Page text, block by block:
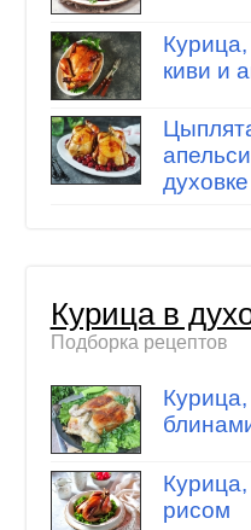
киви и
духовке
Курица в
Подборка рецептов
рисом